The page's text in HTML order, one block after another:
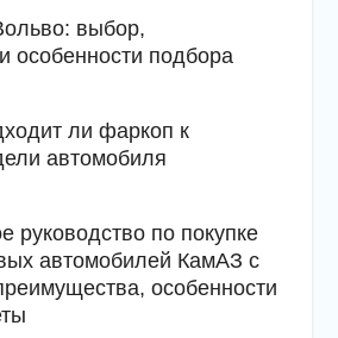
выбор,
особенности подбора
ли фаркоп к
автомобиля
руководство по покупке
автомобилей КамАЗ с
особенности